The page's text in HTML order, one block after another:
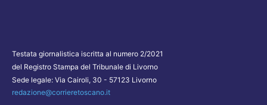
Testata giornalistica iscritta al numero 2/2021
del Registro Stampa del Tribunale di Livorno
Sede legale: Via Cairoli, 30 - 57123 Livorno
redazione@corrieretoscano.it